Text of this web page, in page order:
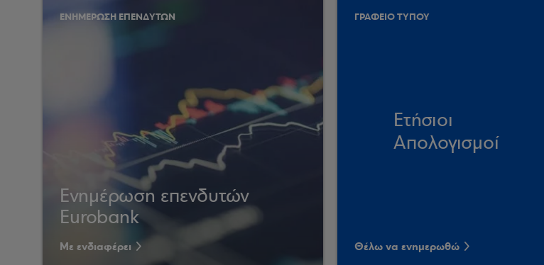
ΕΝΗΜΕΡΩΣΗ ΕΠΕΝΔΥΤΩΝ
Ενημέρωση επενδυτών
Eurobank
Με ενδιαφέρει
ΓΡΑΦΕΙΟ ΤΥΠΟΥ
Ετήσιοι
Απολογισμοί
Θέλω να ενημερωθώ